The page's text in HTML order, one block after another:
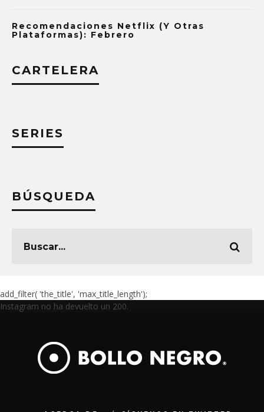
Recomendaciones Netflix (y Otras
Plataformas): Febrero
CARTELERA
SERIES
BÚSQUEDA
add_filter( 'the_title', 'max_title_length');
Instagram no ha devuelto un 200.